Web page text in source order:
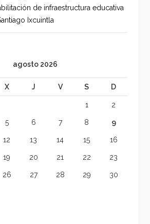
de infraestructura educativa
Ixcuintla
agosto 2026
X J V S D
1 2
5 6 7 8 9
12 13 14 15 16
19 20 21 22 23
26 27 28 29 30